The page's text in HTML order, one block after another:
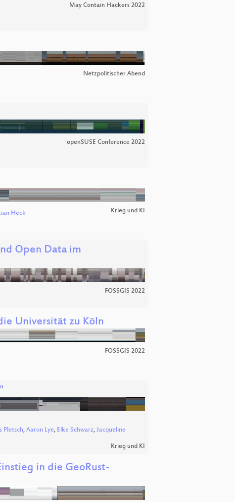
May Contain Hackers 2022
Netzpolitischer Abend
openSUSE Conference 2022
Heck Krieg und KI
Open Data im
FOSSGIS 2022
Universität zu Köln
FOSSGIS 2022
Pletsch, Aaron Lye, Elke Schwarz, Jacqueline
Krieg und KI
in die GeoRust-